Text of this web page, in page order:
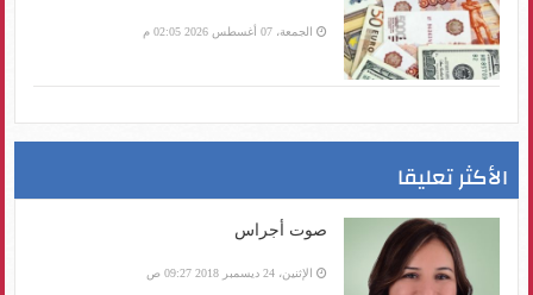
الجمعة، 07 أغسطس 2026 02:05 م
الأكثر تعليقا
صوت أجراس
الإثنين، 24 ديسمبر 2018 09:27 ص